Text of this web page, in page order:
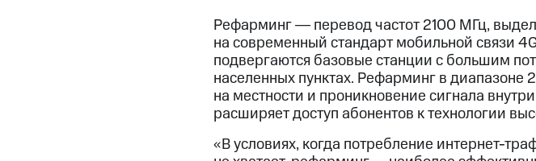
Рефарминг ― перевод частот 2100 МГц,
на современный стандарт мобильной связи
подвергаются базовые станции с большим
населенных пунктах. Рефарминг в диапазоне
на местности и проникновение сигнала
расширяет доступ абонентов к технологии
«В условиях, когда потребление интернет-